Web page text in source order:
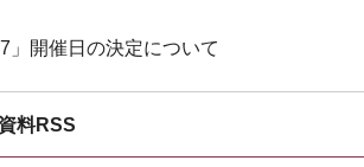
」開催日の決定について
料RSS